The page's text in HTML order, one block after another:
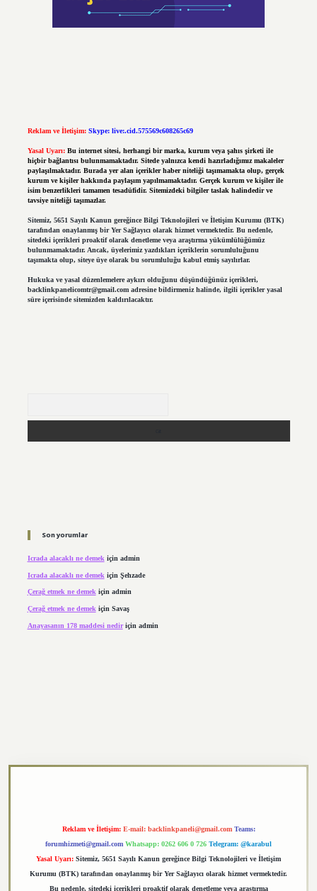
Reklam ve İletişim: Skype: live:.cid.575569c608265c69
Yasal Uyarı: Bu internet sitesi, herhangi bir marka, kurum veya şahıs şirketi ile
hiçbir bağlantısı bulunmamaktadır. Sitede yalnızca kendi hazırladığımız makaleler
paylaşılmaktadır. Burada yer alan içerikler haber niteliği taşımamakta olup, gerçek
kurum ve kişiler hakkında paylaşım yapılmamaktadır. Gerçek kurum ve kişiler ile
isim benzerlikleri tamamen tesadüfidir. Sitemizdeki bilgiler taslak halindedir ve
tavsiye niteliği taşımazlar.
Sitemiz, 5651 Sayılı Kanun gereğince Bilgi Teknolojileri ve İletişim Kurumu (BTK)
tarafından onaylanmış bir Yer Sağlayıcı olarak hizmet vermektedir. Bu nedenle,
sitedeki içerikleri proaktif olarak denetleme veya araştırma yükümlülüğümüz
bulunmamaktadır. Ancak, üyelerimiz yazdıkları içeriklerin sorumluluğunu
taşımakta olup, siteye üye olarak bu sorumluluğu kabul etmiş sayılırlar.
Hukuka ve yasal düzenlemelere aykırı olduğunu düşündüğünüz içerikleri,
backlinkpanelicomtr@gmail.comadresine bildirmeniz halinde, ilgili içerikler yasal
süre içerisinde sitemizden kaldırılacaktır.
Son yorumlar
Icrada alacaklı ne demek için admin
Icrada alacaklı ne demek için Şehzade
Çerağ etmek ne demekiçin admin
Çerağ etmek ne demek için Savaş
Anayasanın 178 maddesi nediriçin admin
Reklam ve İletişim: E-mail: backlinkpaneli@gmail.com Teams:
forumhizmeti@gmail.com Whatsapp: 0262 606 0 726 Telegram: @karabul
Yasal Uyarı: Sitemiz, 5651 Sayılı Kanun gereğince Bilgi Teknolojileri ve İletişim
Kurumu (BTK) tarafından onaylanmış bir Yer Sağlayıcı olarak hizmet vermektedir.
Bu nedenle, sitedeki içerikleri proaktif olarak denetleme veya araştırma